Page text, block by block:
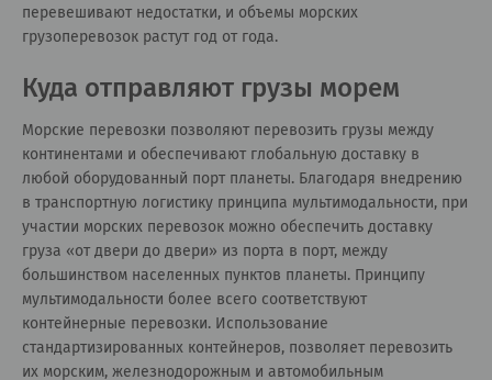
перевешивают недостатки, и объемы морских
грузоперевозок растут год от года.
Куда отправляют грузы морем
Морские перевозки позволяют перевозить грузы между
континентами и обеспечивают глобальную доставку в
любой оборудованный порт планеты. Благодаря внедрению
в транспортную логистику принципа мультимодальности, при
участии морских перевозок можно обеспечить доставку
груза «от двери до двери» из порта в порт, между
большинством населенных пунктов планеты. Принципу
мультимодальности более всего соответствуют
контейнерные перевозки. Использование
стандартизированных контейнеров, позволяет перевозить
их морским, железнодорожным и автомобильным